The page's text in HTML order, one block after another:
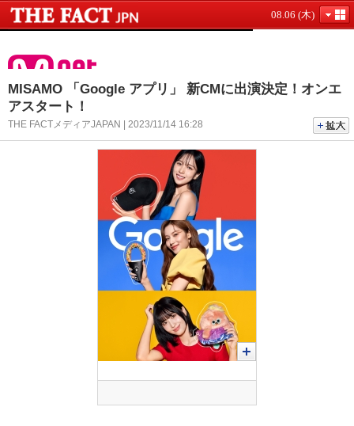
08.06 (木)
MISAMO 「Google アプリ」 新CMに出演決定！オンエ
アスタート！
THE FACTメディアJAPAN | 2023/11/14 16:28